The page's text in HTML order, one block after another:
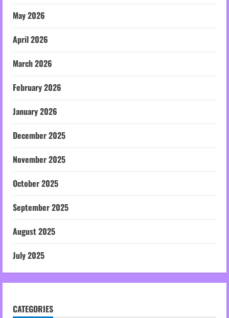
May 2026
April 2026
March 2026
February 2026
January 2026
December 2025
November 2025
October 2025
September 2025
August 2025
July 2025
CATEGORIES